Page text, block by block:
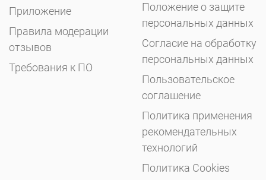
Приложение
Правила модерации
отзывов
Требования к ПО
Положение о защите
персональных данных
Согласие на обработку
персональных данных
Пользовательское
соглашение
Политика применения
рекомендательных
технологий
Политика Cookies